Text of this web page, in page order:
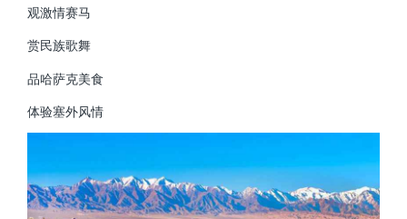
观激情赛马
赏民族歌舞
品哈萨克美食
体验塞外风情